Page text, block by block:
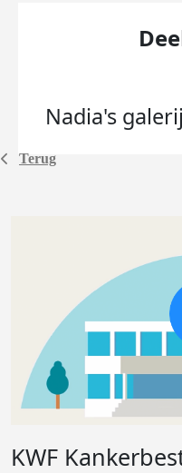
Terug
Nadia's galerij
KWF